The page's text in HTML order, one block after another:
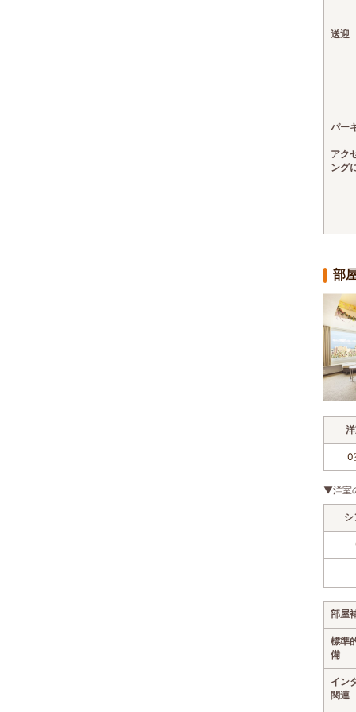
送迎
パー
アク
ング
部
0
▼洋室
シ
部屋
標準
備
イン
関連